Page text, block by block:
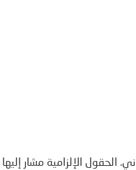
الحقول الإلزامية مشار إليها